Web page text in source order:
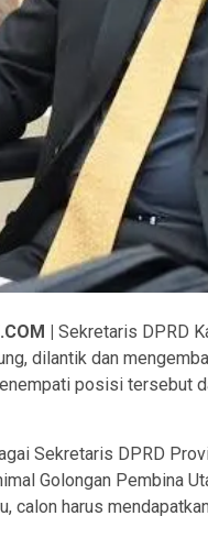
| Sekretaris DPRD
dilantik dan
posisi tersebut
Sekretaris DPRD
Golongan Pembina
calon harus